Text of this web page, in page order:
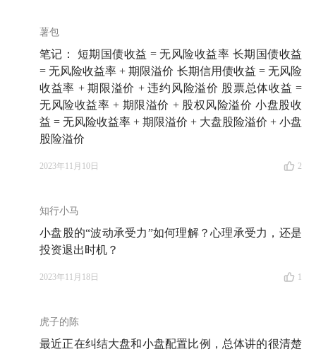
薯包
笔记： 短期国债收益 = 无风险收益率 长期国债收益
= 无风险收益率 + 期限溢价 长期信用债收益 = 无风险
收益率 + 期限溢价 + 违约风险溢价 股票总体收益 =
无风险收益率 + 期限溢价 + 股权风险溢价 小盘股收
益 = 无风险收益率 + 期限溢价 + 大盘股险溢价 + 小盘
股险溢价
2023年11月10日 2
知行小马
小盘股的“波动承受力”如何理解？心理承受力，还是
投资退出时机？
2023年11月18日 1
虎子的陈
最近正在纠结大盘和小盘配置比例，总体讲的很清楚